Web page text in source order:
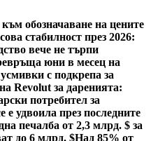
обозначаване на цените
стабилност през 2026:
вече не търпи
юни в месец на
с подкрепа за
Revolut за даренията:
потребител за
е удвоила през последните
печалба от 2,3 млрд. $ за
до 6 млрд. $Над 85% от